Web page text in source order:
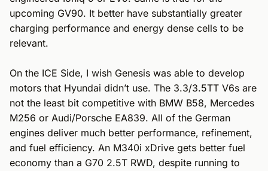
upcoming GV90. It better have substantially greater
charging performance and energy dense cells to be
relevant.
On the ICE Side, I wish Genesis was able to develop
motors that Hyundai didn’t use. The 3.3/3.5TT V6s are
not the least bit competitive with BMW B58, Mercedes
M256 or Audi/Porsche EA839. All of the German
engines deliver much better performance, refinement,
and fuel efficiency. An M340i xDrive gets better fuel
economy than a G70 2.5T RWD, despite running to